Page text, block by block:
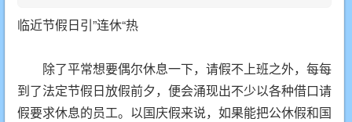
临近节假日引”连休“热
除了平常想要偶尔休息一下，请假不上班之外，每每
到了法定节假日放假前夕，便会涌现出不少以各种借口请
假要求休息的员工。以国庆假来说，如果能把公休假和国